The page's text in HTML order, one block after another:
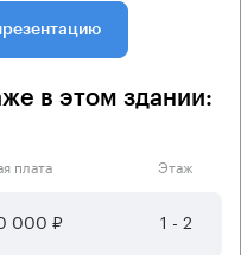
в этом здании:
плата Этаж
000 ₽ 1 - 2